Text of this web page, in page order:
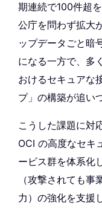
期連続で100件超
公庁を問わず拡大
ップデータごと暗
になる一方で、多
おけるセキュアな
プ」の構築が追い
こうした課題に対
OCI の高度なセキ
ービス群を体系化
（攻撃されても
力）の強化を支援